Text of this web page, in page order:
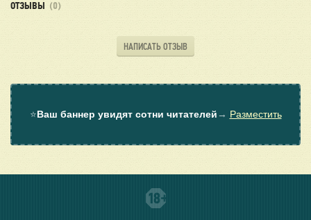
ОТЗЫВЫ (0)
НАПИСАТЬ ОТЗЫВ
⭐Ваш баннер увидят сотни читателей → Разместить